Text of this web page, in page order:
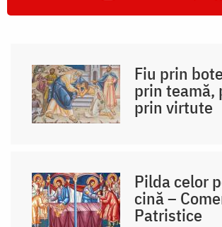
Fiu prin
prin teamă,
prin virtute
Pilda celor
cină –
Patristice